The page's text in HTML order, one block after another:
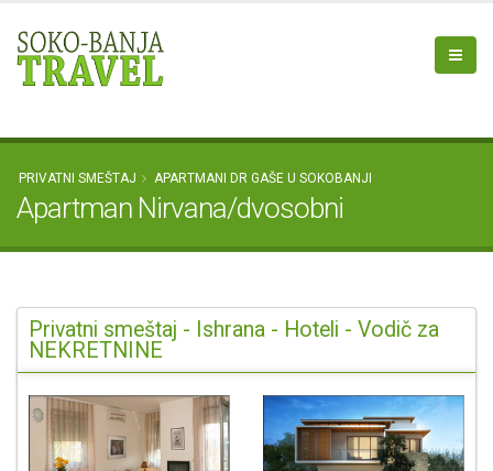
PRIVATNI SMEŠTAJ APARTMANI DR GAŠE U SOKOBANJI
Apartman Nirvana/dvosobni
Privatni smeštaj - Ishrana - Hoteli - Vodič za
NEKRETNINE